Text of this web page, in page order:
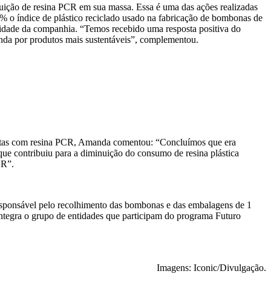
de resina PCR em sua massa. Essa é uma das ações realizadas
o índice de plástico reciclado usado na fabricação de bombonas de
da companhia. “Temos recebido uma resposta positiva do
por produtos mais sustentáveis”, complementou.
com resina PCR, Amanda comentou: “Concluímos que era
contribuiu para a diminuição do consumo de resina plástica
pelo recolhimento das bombonas e das embalagens de 1
o grupo de entidades que participam do programa Futuro
Imagens: Iconic/Divulgação.